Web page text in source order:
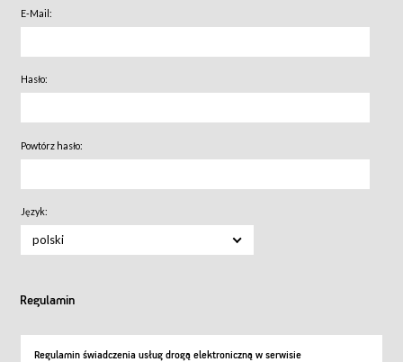
E-Mail:
Hasło:
Powtórz hasło:
Język:
polski
Regulamin
Regulamin świadczenia usług drogą elektroniczną w serwisie